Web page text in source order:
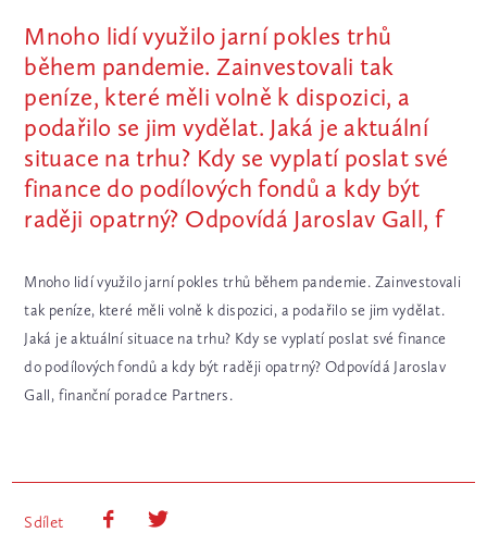
Mnoho lidí využilo jarní pokles trhů
během pandemie. Zainvestovali tak
peníze, které měli volně k dispozici, a
podařilo se jim vydělat. Jaká je aktuální
situace na trhu? Kdy se vyplatí poslat své
finance do podílových fondů a kdy být
raději opatrný? Odpovídá Jaroslav Gall, f
Mnoho lidí využilo jarní pokles trhů během pandemie. Zainvestovali
tak peníze, které měli volně k dispozici, a podařilo se jim vydělat.
Jaká je aktuální situace na trhu? Kdy se vyplatí poslat své finance
do podílových fondů a kdy být raději opatrný? Odpovídá Jaroslav
Gall, finanční poradce Partners.
Sdílet